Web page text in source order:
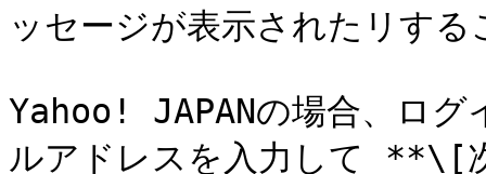
ッセージが表示されたリす
Yahoo! JAPANの場合、ログ
ルアドレスを入力して **\[